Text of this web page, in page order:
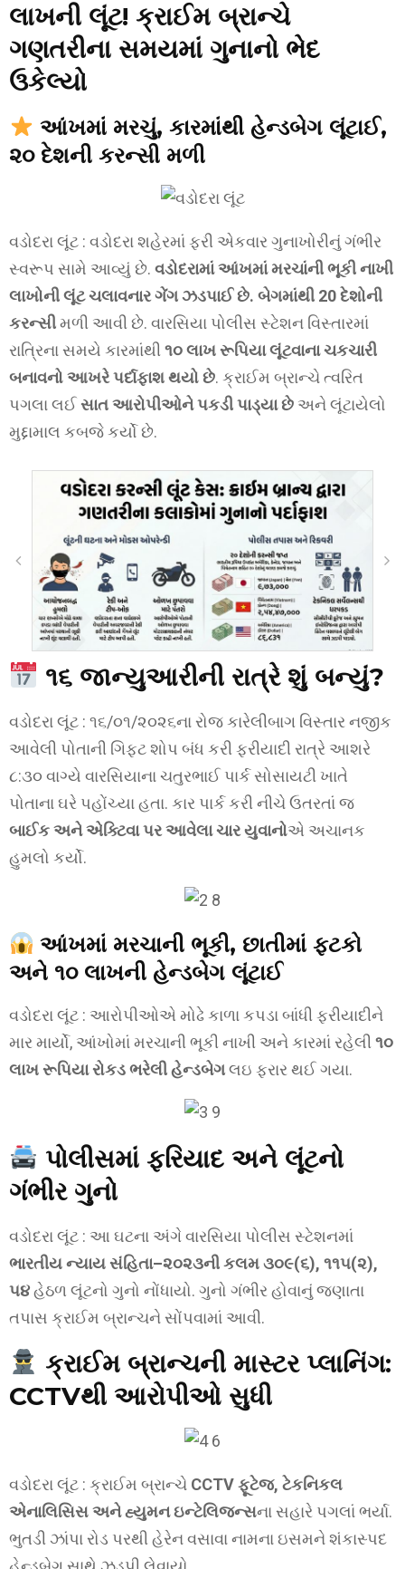
લાખની લૂંટ! ક્રાઈમ બ્રાન્ચે
ગણતરીના સમયમાં ગુનાનો ભેદ
ઉકેલ્યો
આંખમાં મરચું, કારમાંથી હેન્ડબેગ લૂંટાઈ,
૨૦ દેશની કરન્સી મળી
વડોદરા લૂંટ : વડોદરા શહેરમાં ફરી એકવાર ગુનાખોરીનું ગંભીર
સ્વરૂપ સામે આવ્યું છે. વડોદરામાં આંખમાં મરચાંની ભૂકી નાખી
લાખોની લૂંટ ચલાવનાર ગેંગ ઝડપાઈ છે. બેગમાંથી 20 દેશોની
કરન્સીમળી આવી છે. વારસિયા પોલીસ સ્ટેશન વિસ્તારમાં
રાત્રિના સમયે કારમાંથી૧૦ લાખ રૂપિયા લૂંટવાના ચકચારી
બનાવનો આખરે પર્દાફાશ થયો છે. ક્રાઈમ બ્રાન્ચે ત્વરિત
પગલા લઈ સાત આરોપીઓને પકડી પાડ્યા છે અને લૂંટાયેલો
મુદ્દામાલ કબજે કર્યો છે.
૧૬ જાન્યુઆરીની રાત્રે શું બન્યું?
વડોદરા લૂંટ : ૧૬/૦૧/૨૦૨૬ના રોજ કારેલીબાગ વિસ્તાર નજીક
આવેલી પોતાની ગિફ્ટ શોપ બંધ કરી ફરીયાદી રાત્રે આશરે
૮:૩૦ વાગ્યે વારસિયાના ચતુરભાઈ પાર્ક સોસાયટી ખાતે
પોતાના ઘરે પહોંચ્યા હતા. કાર પાર્ક કરી નીચે ઉતરતાં જ
બાઈક અને એક્ટિવા પર આવેલા ચાર યુવાનોએ અચાનક
હુમલો કર્યો.
આંખમાં મરચાની ભૂકી, છાતીમાં ફટકો
અને ૧૦ લાખની હેન્ડબેગ લૂંટાઈ
વડોદરા લૂંટ : આરોપીઓએ મોઢે કાળા કપડા બાંધી ફરીયાદીને
માર માર્યો, આંખોમાં મરચાની ભૂકી નાખી અને કારમાં રહેલી૧૦
લાખ રૂપિયા રોકડ ભરેલી હેન્ડબેગલઇ ફરાર થઈ ગયા.
પોલીસમાં ફરિયાદ અને લૂંટનો
ગંભીર ગુનો
વડોદરા લૂંટ : આ ઘટના અંગે વારસિયા પોલીસ સ્ટેશનમાં
ભારતીય ન્યાય સંહિતા–૨૦૨૩ની કલમ ૩૦૯(૬), ૧૧૫(૨),
૫૪હેઠળ લૂંટનો ગુનો નોંધાયો. ગુનો ગંભીર હોવાનું જણાતા
તપાસ ક્રાઈમ બ્રાન્ચને સોંપવામાં આવી.
ક્રાઈમ બ્રાન્ચની માસ્ટર પ્લાનિંગ:
CCTVથી આરોપીઓ સુધી
વડોદરા લૂંટ : ક્રાઈમ બ્રાન્ચે CCTV ફૂટેજ, ટેકનિકલ
એનાલિસિસ અને હ્યુમન ઇન્ટેલિજન્સના સહારે પગલાં ભર્યા.
ભુતડી ઝાંપા રોડ પરથી હેરેન વસાવા નામના ઇસમને શંકાસ્પદ